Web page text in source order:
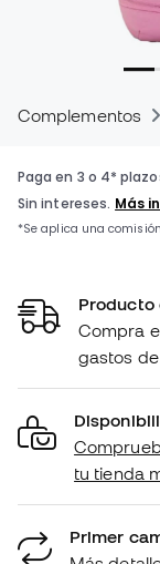
Complementos
Producto
Compra
gastos
tu tienda
Primer